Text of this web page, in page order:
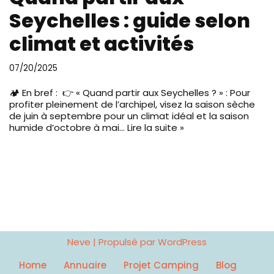
Seychelles : guide selon
climat et activités
07/20/2025
🏕️ En bref : 👉 « Quand partir aux Seychelles ? » : Pour
profiter pleinement de l’archipel, visez la saison sèche
de juin à septembre pour un climat idéal et la saison
humide d’octobre à mai… Lire la suite »
Neve | Propulsé parWordPress
Home
Annuaire Projet Camping Blog